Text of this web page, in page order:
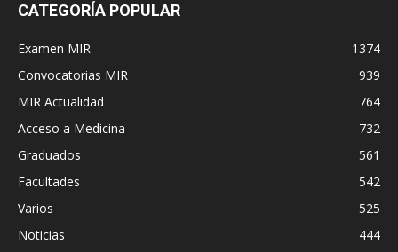
CATEGORÍA POPULAR
Examen MIR
1374
Convocatorias MIR
939
MIR Actualidad
764
Acceso a Medicina
732
Graduados
561
Facultades
542
Varios
525
Noticias
444